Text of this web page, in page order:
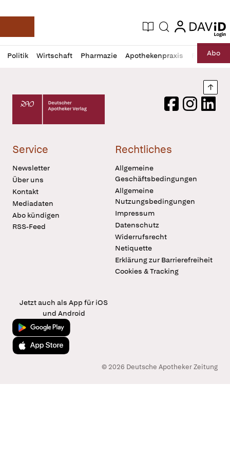
Deutsche Apotheker Zeitung
Aktuelle Ausgabe
Suche login
login
Politik Wirtschaft Pharmazie Apothekenpraxis RechtAbo
Profil
öffnen
Daz
Pur
Deutscher Apotheker Verlag Logo
FacebookInstagram
Service
Newsletter
Über uns
Kontakt
Mediadaten
Abo kündigen
RSS-Feed
Rechtliches
Allgemeine
Geschäftsbedingungen
Allgemeine
Nutzungsbedingungen
Impressum
Datenschutz
Widerrufsrecht
Netiquette
Erklärung zur Barrierefreiheit
Cookies & Tracking
Jetzt auch als App für iOS
und Android
Jetzt bei Google Play
Laden im App Store
© 2026 Deutsche Apotheker Zeitung